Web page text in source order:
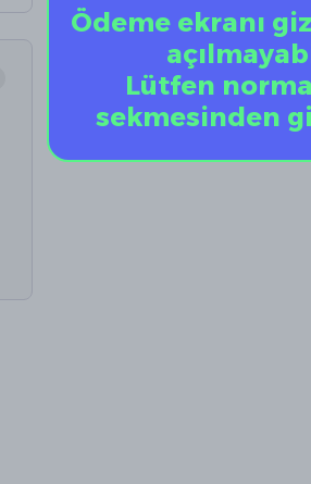
Ödeme ekranı
Lütfen
sekmesinden